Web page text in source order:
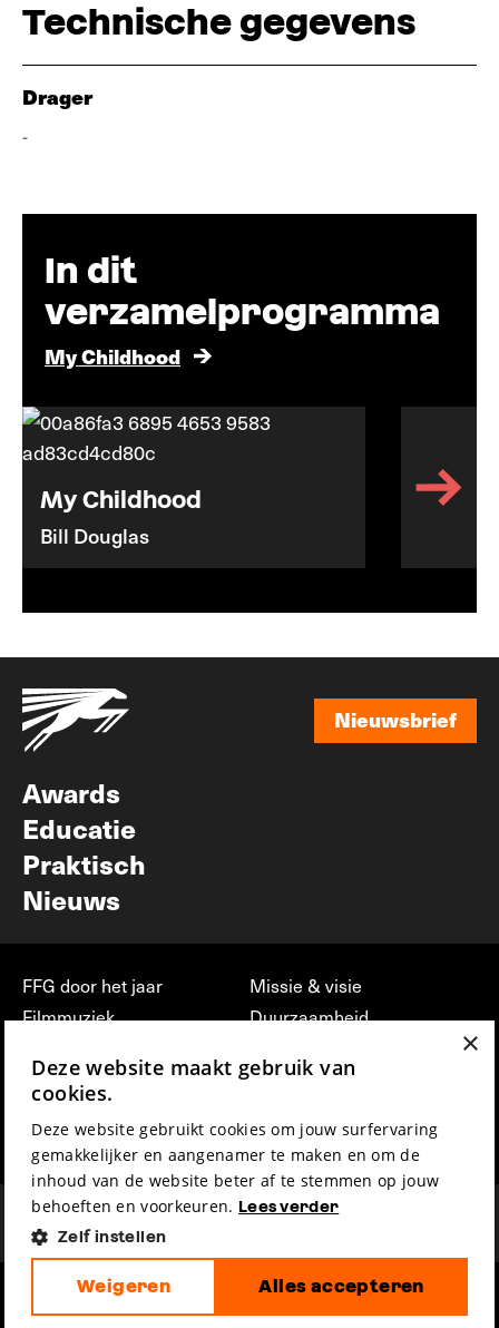
Technische gegevens
Drager
-
In dit
verzamelprogramma
My Childhood
My Childhood
Bill Douglas
Nieuwsbrief
Awards
Educatie
Praktisch
Nieuws
FFG door het jaar
Filmmuziek
Press & Industry
Film Fest Friends
Missie & visie
Duurzaamheid
vrijwilligerswerk bij FFG
Privacy & Disclaimer
×
Deze website maakt gebruik van
cookies.
Deze website gebruikt cookies om jouw surfervaring
gemakkelijker en aangenamer te maken en om de
inhoud van de website beter af te stemmen op jouw
behoeften en voorkeuren. Lees verder
Zelf instellen
Alles accepteren
Weigeren